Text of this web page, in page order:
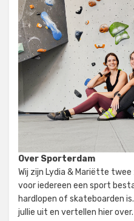
Over Sporterdam
Wij zijn Lydia & Mariëtte
voor iedereen een sport
hardlopen of skateboarden
jullie uit en vertellen hier over.